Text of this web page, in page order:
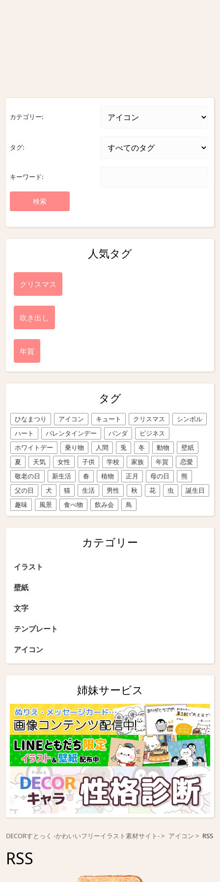
カテゴリー:
タグ:
キーワード:
人気タグ
クリスマス
吹き出し
年賀
タグ
ひなまつり アイコン キュート クリスマス
シンボル
ハート
バレンタインデー パンダ
ビジネス
ホワイトデー
乗り物 人間 兎 冬 動物
壁紙
夏
天気 女性 子供 学校 家族 年賀
恋愛
敬老の日
新生活 春 植物 正月 母の日
熊
父の日
犬 猫 生活 男性 秋 花 虫
誕生日
趣味
風景 食べ物 飲み会 鳥
カテゴリー
イラスト
壁紙
文字
テンプレート
アイコン
姉妹サービス
DECORすとっく -かわいいフリーイラスト素材サイト- アイコン RSS
RSS